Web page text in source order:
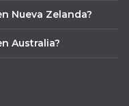
Nueva Zelanda?
Australia?